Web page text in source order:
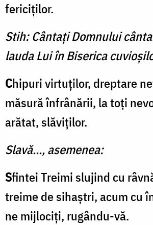
fericiţilor.
Stih:Cântaţi Domnului
lauda Lui în Biserica
Chipuri virtuţilor, dreptare
măsură înfrânării, la toţi
arătat, slăviţilor.
Slavă..., asemenea:
Sfintei Treimi slujind cu
treime de sihaștri, acum cu
ne mijlociți, rugându-vă.